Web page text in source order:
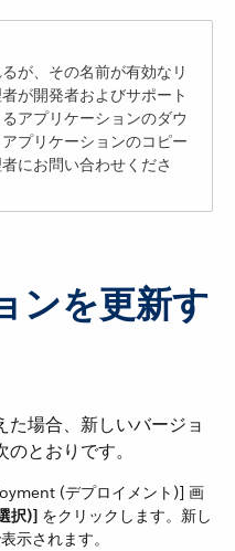
が、その名前が有効なリ
が開発者およびサポート
アプリケーションのダウ
プリケーションのコピー
にお問い合わせくださ
ンを更新す
た場合、新しいバージョ
とおりです。
(デプロイメント)] 画
択)] ​ をクリックします。新し
示されます。